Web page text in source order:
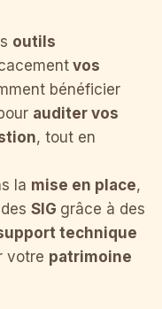
outils
vos
bénéficier
auditer vos
, tout en
la mise en place,
SIG grâce à des
technique
votre patrimoine